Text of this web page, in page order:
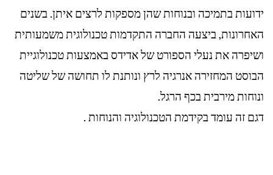
ידועות בתמיכה ובנוחות שהן מספקות לרצים איתן. בשנים
האחרונות, ביצעה החברה התקדמות טכנולוגית משמעותית
ושיפרה את נעלי הספורט של אדידס באמצעות טכנולוגיית
הבוסט המחזירה אנרגיה לרץ ונותנת לו תחושה של שליטה
ונוחות מירבית בכף הרגל.
דגם זה עומד בקידמת הטכנולוגיה והנוחות .